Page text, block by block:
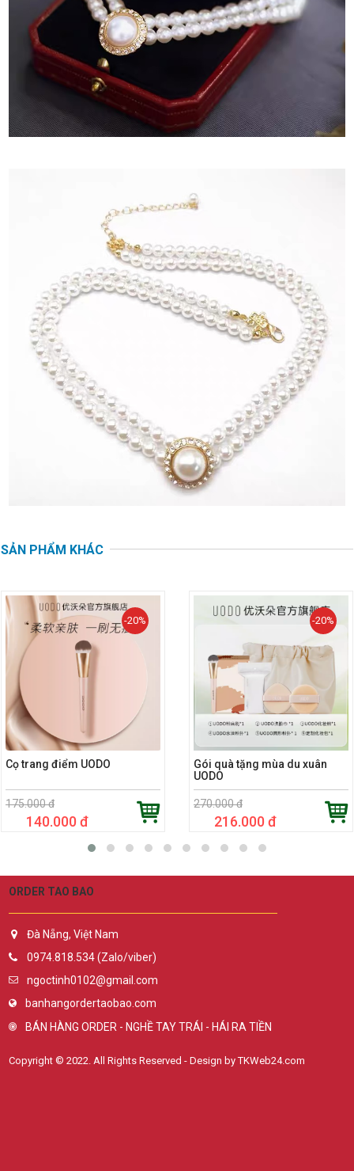
SẢN PHẨM KHÁC
-20%
Cọ trang điểm UODO
175.000 đ
140.000 đ
-20%
Gói quà tặng mùa du xuân
UODO
270.000 đ
216.000 đ
ORDER TAO BAO
Đà Nẵng, Việt Nam
0974.818.534 (Zalo/viber)
ngoctinh0102@gmail.com
banhangordertaobao.com
BÁN HÀNG ORDER - NGHỀ TAY TRÁI - HÁI RA TIỀN
Copyright © 2022. All Rights Reserved - Design by TKWeb24.com